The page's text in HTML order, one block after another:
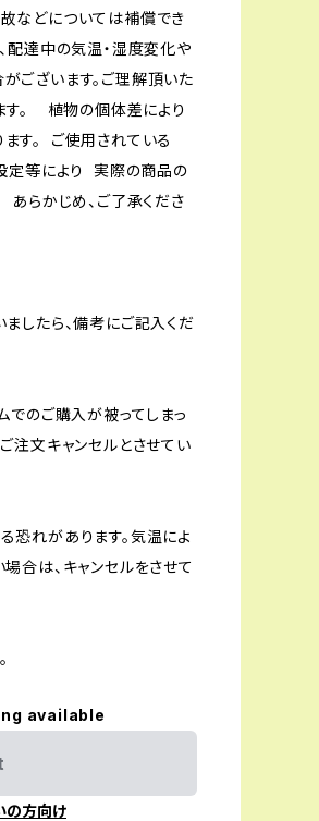
などについては補償でき
配達中の気温・湿度変化や
ございます。ご理解頂いた
す。 植物の個体差により
す。 ご使用されている
定等により 実際の商品の
あらかじめ、ご了承くださ
したら、備考にご記入くだ
でのご購入が被ってしまっ
注文キャンセルとさせてい
恐れがあります。気温によ
合は、キャンセルをさせて
available
の方向け